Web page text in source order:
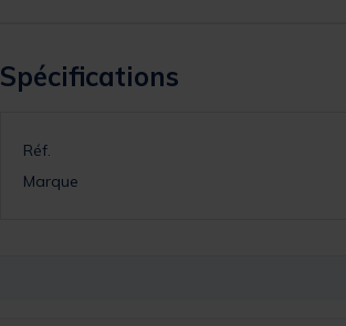
Spécifications
Réf.
Marque